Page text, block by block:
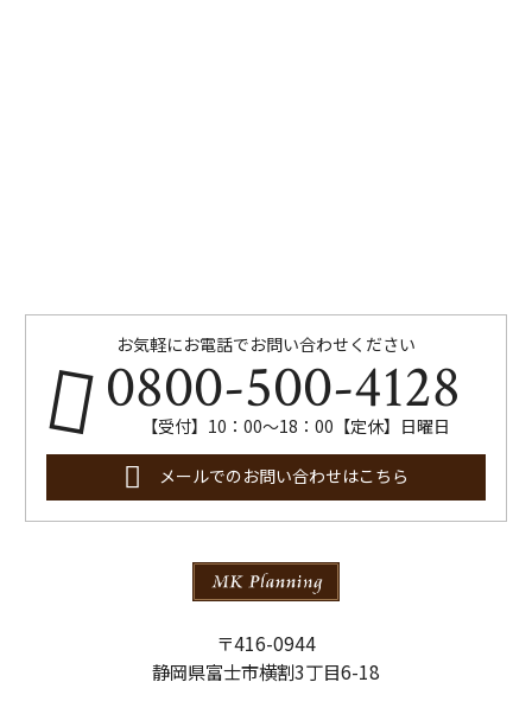
お気軽にお電話でお問い合わせください
0800-500-4128
【受付】10：00～18：00【定休】日曜日
メールでのお問い合わせはこちら
〒416-0944
静岡県富士市横割3丁目6-18